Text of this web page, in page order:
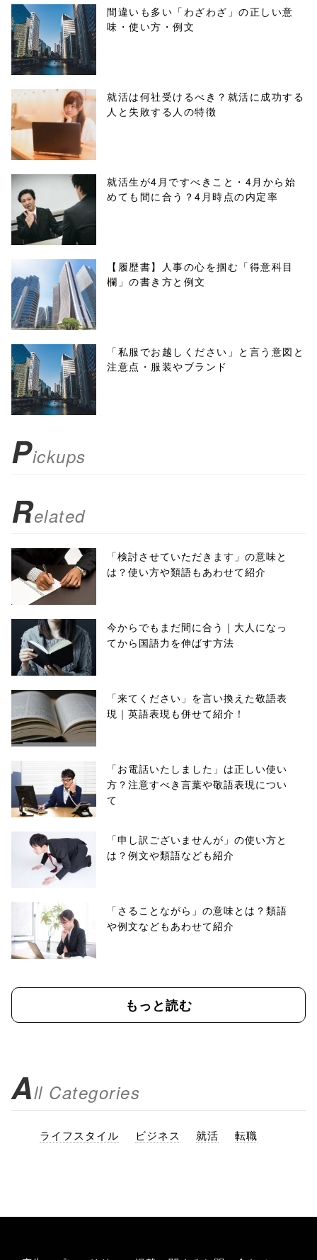
ml/wp-
content/themes
/tapbiz_theme/
parts/sns-
buttons.php on
line10
/1039923"
onclick="windo
w.open(this.hre
f, 'Gwindow',
'width=550,
height=450,
menubar=no,
toolbar=no,
scrollbars=yes'
false;"> シェア
間違いも多い「わざわざ」の正しい意
味・使い方・例文
就活は何社受けるべき？就活に成功する
人と失敗する人の特徴
就活生が4月ですべきこと・4月から始
めても間に合う？4月時点の内定率
【履歴書】人事の心を掴む「得意科目
欄」の書き方と例文
「私服でお越しください」と言う意図と
注意点・服装やブランド
Pickups
Related
「検討させていただきます」の意味と
は？使い方や類語もあわせて紹介
今からでもまだ間に合う｜大人になっ
てから国語力を伸ばす方法
「来てください」を言い換えた敬語表
現｜英語表現も併せて紹介！
「お電話いたしました」は正しい使い
方？注意すべき言葉や敬語表現につい
て
「申し訳ございませんが」の使い方と
は？例文や類語なども紹介
「さることながら」の意味とは？類語
や例文などもあわせて紹介
もっと読む
All Categories
ライフスタイル ビジネス 就活 転職